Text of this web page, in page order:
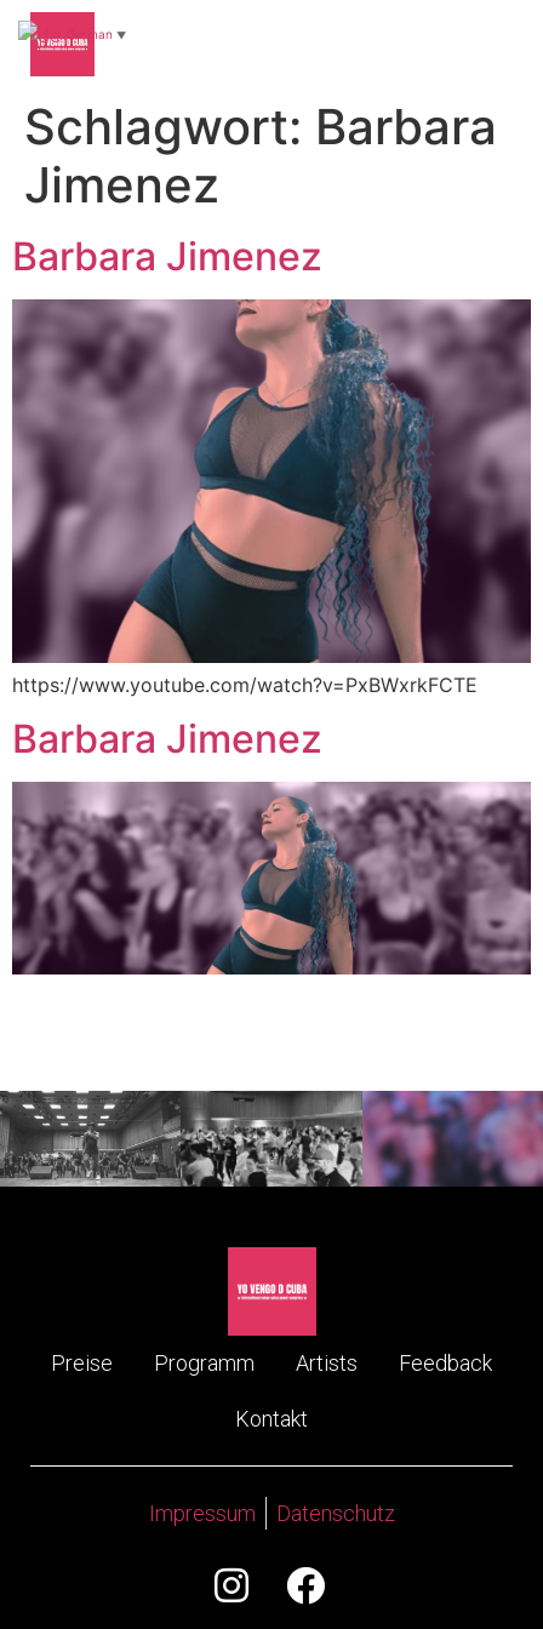
Schlagwort: Barbara
Jimenez
Barbara Jimenez
https://www.youtube.com/watch?v=PxBWxrkFCTE
Barbara Jimenez
Preise Programm Artists Feedback
Kontakt
Impressum Datenschutz
German ▼